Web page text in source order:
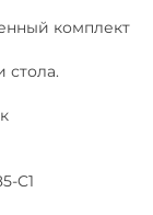
комплект
стола.
C1